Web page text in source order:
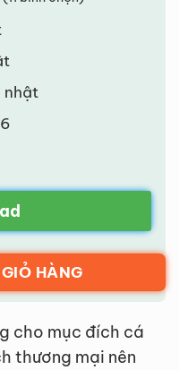
nhật
HÀNG
cho mục đích cá
thương mại nên